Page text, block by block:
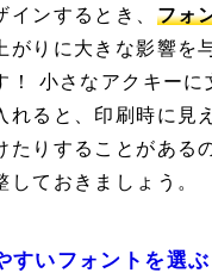
インするとき、 フォ
がりに大きな影響を
！ 小さなアクキーに
れると、印刷時に見
たりすることがある
しておきましょう。
すいフォントを選ぶ